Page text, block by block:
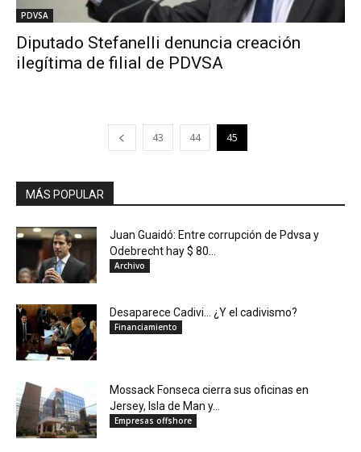
PDVSA
Diputado Stefanelli denuncia creación
ilegítima de filial de PDVSA
43 44 45
MÁS POPULAR
Juan Guaidó: Entre corrupción de Pdvsa y
Odebrecht hay $ 80...
Archivo
Desaparece Cadivi… ¿Y el cadivismo?
Financiamiento
Mossack Fonseca cierra sus oficinas en
Jersey, Isla de Man y...
Empresas offshore